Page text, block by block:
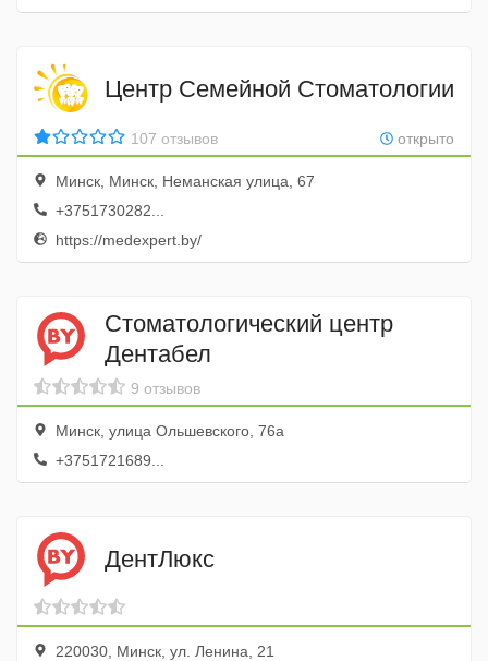
Центр Семейной Стоматологии
открыто
107 отзывов
Минск, Минск, Неманская улица, 67
+3751730282...
https://medexpert.by/
Стоматологический центр
Дентабел
9 отзывов
Минск, улица Ольшевского, 76а
+3751721689...
ДентЛюкс
220030, Минск, ул. Ленина, 21